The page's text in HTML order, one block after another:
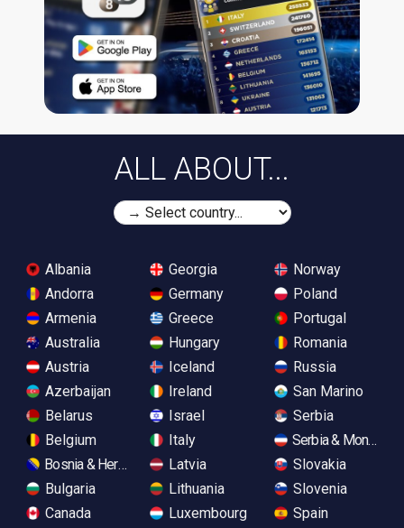
ALL ABOUT...
Albania
Andorra
Armenia
Australia
Austria
Azerbaijan
Belarus
Belgium
Bosnia & Herzegovina
Bulgaria
Canada
Georgia
Germany
Greece
Hungary
Iceland
Ireland
Israel
Italy
Latvia
Lithuania
Luxembourg
Norway
Poland
Portugal
Romania
Russia
San Marino
Serbia
Serbia &
Slovakia
Slovenia
Spain